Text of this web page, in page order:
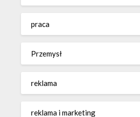
praca
Przemysł
reklama
reklama i marketing